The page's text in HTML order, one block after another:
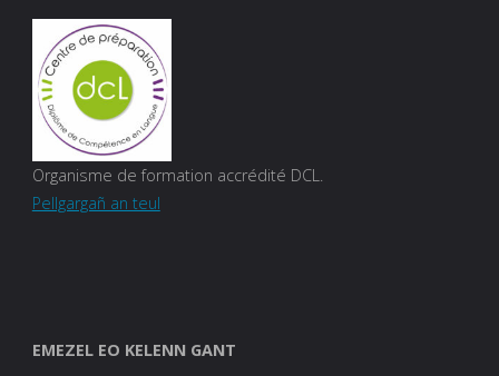
Organisme de formation accrédité DCL.
Pellgargañ an teul
EMEZEL EO KELENN GANT